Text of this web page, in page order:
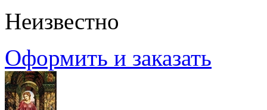
Неизвестно
Оформить и заказать